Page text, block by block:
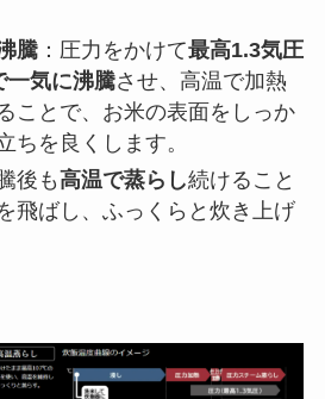
騰：圧力をかけて最高1.3気圧
一気に沸騰させ、高温で加熱
ことで、お米の表面をしっか
ちを良くします。
後も高温で蒸らし続けること
飛ばし、ふっくらと炊き上げ